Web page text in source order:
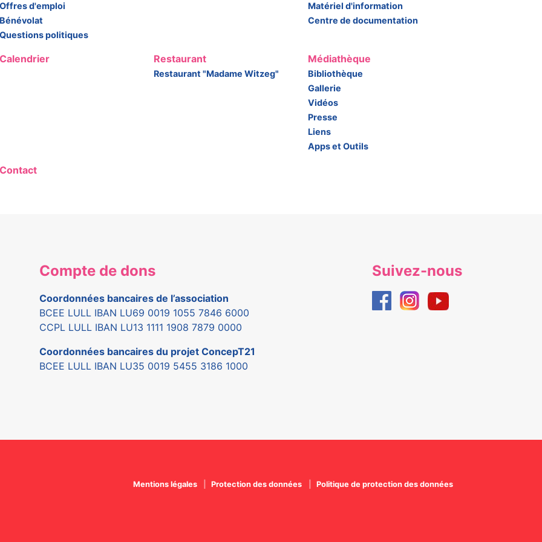
Offres d'emploi
Bénévolat
Questions politiques
Matériel d'information
Centre de documentation
Calendrier Restaurant
Restaurant "Madame Witzeg"
Médiathèque
Bibliothèque
Gallerie
Vidéos
Presse
Liens
Apps et Outils
Contact
Compte de dons
Coordonnées bancaires de l’association
BCEE LULL IBAN LU69 0019 1055 7846 6000
CCPL LULL IBAN LU13 1111 1908 7879 0000
Coordonnées bancaires du projet ConcepT21
BCEE LULL IBAN LU35 0019 5455 3186 1000
Suivez-nous
Mentions légales Protection des données Politique de protection des données